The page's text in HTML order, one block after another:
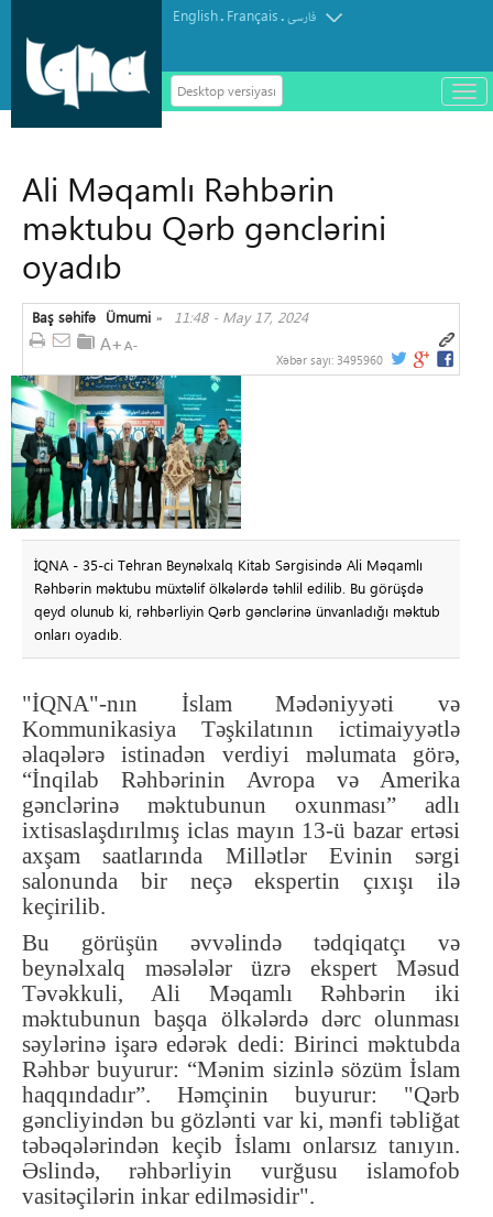
English. Français.فارسی
Desktop versiyası
باز
و
Ali Məqamlı Rəhbərin
məktubu Qərb gənclərini
oyadıb
Baş səhifə »
Ümumi 11:48 - May 17, 2024
Xəbər sayı: 3495960
İQNA - 35-ci Tehran Beynəlxalq Kitab Sərgisində Ali Məqamlı
Rəhbərin məktubu müxtəlif ölkələrdə təhlil edilib. Bu görüşdə
qeyd olunub ki, rəhbərliyin Qərb gənclərinə ünvanladığı məktub
onları oyadıb.
"İQNA"-nın İslam Mədəniyyəti və
Kommunikasiya Təşkilatının ictimaiyyətlə
əlaqələrə istinadən verdiyi məlumata görə,
“İnqilab Rəhbərinin Avropa və Amerika
gənclərinə məktubunun oxunması” adlı
ixtisaslaşdırılmış iclas mayın 13-ü bazar ertəsi
axşam saatlarında Millətlər Evinin sərgi
salonunda bir neçə ekspertin çıxışı ilə
keçirilib.
Bu görüşün əvvəlində tədqiqatçı və
beynəlxalq məsələlər üzrə ekspert Məsud
Təvəkkuli, Ali Məqamlı Rəhbərin iki
məktubunun başqa ölkələrdə dərc olunması
səylərinə işarə edərək dedi: Birinci məktubda
Rəhbər buyurur: “Mənim sizinlə sözüm İslam
haqqındadır”. Həmçinin buyurur: "Qərb
gəncliyindən bu gözlənti var ki, mənfi təbliğat
təbəqələrindən keçib İslamı onlarsız tanıyın.
Əslində, rəhbərliyin vurğusu islamofob
vasitəçilərin inkar edilməsidir".